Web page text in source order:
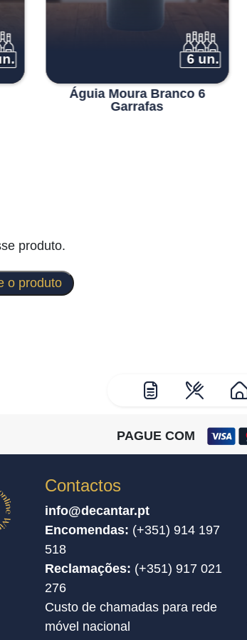
6 un.
Águia Moura Branco 6
Garrafas
produto.
o produto
PAGUE COM
Contactos
info@decantar.pt
Encomendas: (+351) 914 197
518
Reclamações: (+351) 917 021
276
Custo de chamadas para rede
móvel nacional